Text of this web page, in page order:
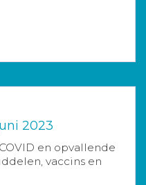
2023
en opvallende
vaccins en